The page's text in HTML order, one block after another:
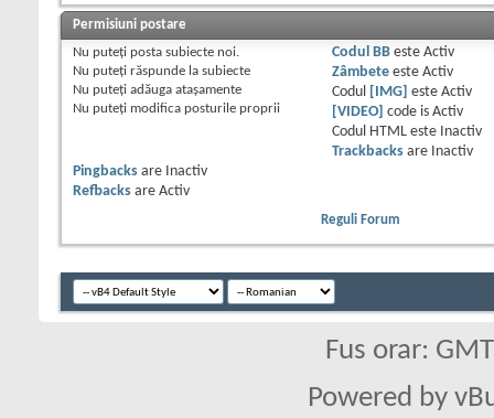
Permisiuni postare
Nu puteţi posta subiecte noi.
Nu puteţi răspunde la subiecte
Nu puteţi adăuga ataşamente
Nu puteţi modifica posturile proprii
Codul BBeste Activ
Zâmbeteeste Activ
Codul
[IMG] este Activ
[VIDEO] code is Activ
Codul HTML este
Inactiv
Trackbacksare
Inactiv
Pingbacks are
Inactiv
Refbacks are Activ
Reguli Forum
Fus orar:
Powered by